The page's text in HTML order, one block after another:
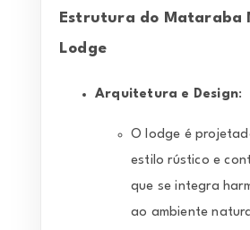
Estrutura do Mataraba
Lodge
Arquitetura e Design:
O lodge é
estilo rústico e
que se integra
ao ambiente